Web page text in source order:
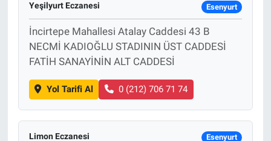
Yeşilyurt Eczanesi Esenyurt
İncirtepe Mahallesi Atalay Caddesi 43 B
NECMİ KADIOĞLU STADININ ÜST CADDESİ
FATİH SANAYİNİN ALT CADDESİ
Yol Tarifi Al 0 (212) 706 71 74
Limon Eczanesi Esenyurt